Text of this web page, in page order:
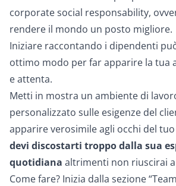
corporate social responsability,
rendere il mondo un posto migliore.
Iniziare raccontando i dipendenti
ottimo modo per far apparire la tua
e attenta.
Metti in mostra un ambiente di
personalizzato sulle esigenze del
apparire verosimile agli occhi del
devi discostarti troppo dalla sua
quotidiana altrimenti non riuscirai
Come fare? Inizia dalla sezione